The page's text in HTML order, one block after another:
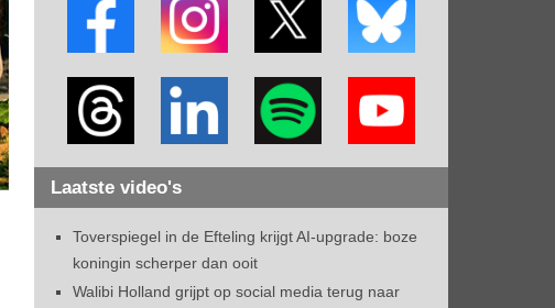
Laatste video's
Toverspiegel in de Efteling krijgt AI-upgrade: boze
koningin scherper dan ooit
Walibi Holland grijpt op social media terug naar